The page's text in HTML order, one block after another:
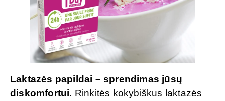
Laktazės papildai – sprendimas jūsų
diskomfortui. Rinkitės kokybiškus laktazės